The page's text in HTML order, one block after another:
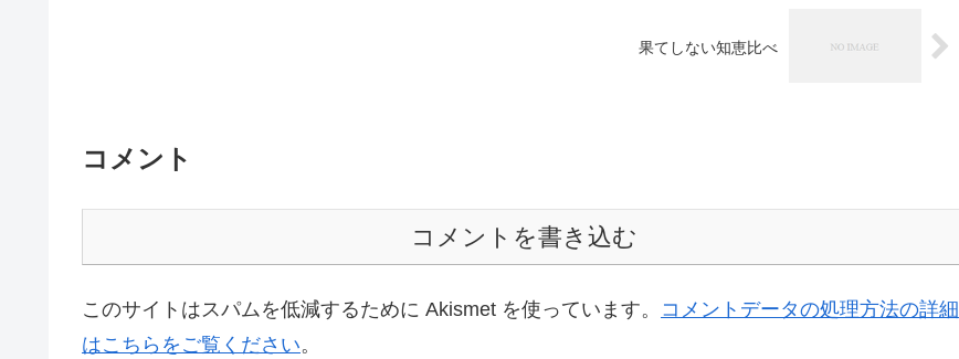
果てしない知恵比べ
コメント
コメントを書き込む
このサイトはスパムを低減するために Akismet を使っています。 コメントデータの処理方法の詳細
はこちらをご覧ください。